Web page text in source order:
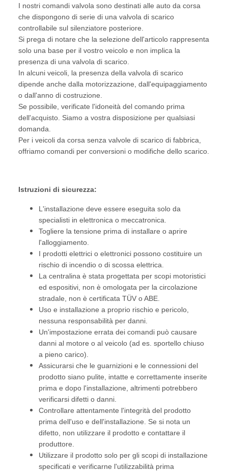
I nostri comandi valvola sono destinati alle auto da corsa
che dispongono di serie di una valvola di scarico
controllabile sul silenziatore posteriore.
Si prega di notare che la selezione dell'articolo rappresenta
solo una base per il vostro veicolo e non implica la
presenza di una valvola di scarico.
In alcuni veicoli, la presenza della valvola di scarico
dipende anche dalla motorizzazione, dall'equipaggiamento
o dall'anno di costruzione.
Se possibile, verificate l'idoneità del comando prima
dell'acquisto. Siamo a vostra disposizione per qualsiasi
domanda.
Per i veicoli da corsa senza valvole di scarico di fabbrica,
offriamo comandi per conversioni o modifiche dello scarico.
Istruzioni di sicurezza:
L'installazione deve essere eseguita solo da
specialisti in elettronica o meccatronica.
Togliere la tensione prima di installare o aprire
l'alloggiamento.
I prodotti elettrici o elettronici possono costituire un
rischio di incendio o di scossa elettrica.
La centralina è stata progettata per scopi motoristici
ed espositivi, non è omologata per la circolazione
stradale, non è certificata TÜV o ABE.
Uso e installazione a proprio rischio e pericolo,
nessuna responsabilità per danni.
Un'impostazione errata dei comandi può causare
danni al motore o al veicolo (ad es. sportello chiuso
a pieno carico).
Assicurarsi che le guarnizioni e le connessioni del
prodotto siano pulite, intatte e correttamente inserite
prima e dopo l'installazione, altrimenti potrebbero
verificarsi difetti o danni.
Controllare attentamente l'integrità del prodotto
prima dell'uso e dell'installazione. Se si nota un
difetto, non utilizzare il prodotto e contattare il
produttore.
Utilizzare il prodotto solo per gli scopi di installazione
specificati e verificarne l'utilizzabilità prima